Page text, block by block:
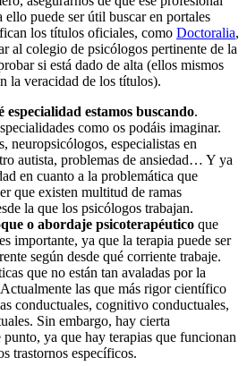
ello puede ser útil buscar en portales
los títulos oficiales, como Doctoralia,
al colegio de psicólogos pertinente de la
si está dado de alta (ellos mismos
la veracidad de los títulos).
especialidad estamos buscando.
como os podáis imaginar.
neuropsicólogos, especialistas en
autista, problemas de ansiedad… Y ya
en cuanto a la problemática que
que existen multitud de ramas
la que los psicólogos trabajan.
o abordaje psicoterapéutico que
importante, ya que la terapia puede ser
según desde qué corriente trabaje.
que no están tan avaladas por la
las que más rigor científico
conductuales, cognitivo conductuales,
Sin embargo, hay cierta
punto, ya que hay terapias que funcionan
trastornos específicos.